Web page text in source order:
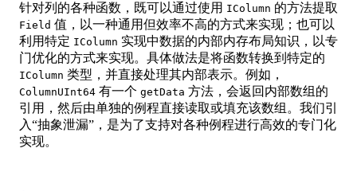
针对列的各种函数，既可以通过使用 IColumn 的方法提取
Field 值，以一种通用但效率不高的方式来实现；也可以
利用特定 IColumn 实现中数据的内部内存布局知识，以专
门优化的方式来实现。具体做法是将函数转换到特定的
IColumn 类型，并直接处理其内部表示。例如，
ColumnUInt64 有一个 getData 方法，会返回内部数组的
引用，然后由单独的例程直接读取或填充该数组。我们引
入“抽象泄漏”，是为了支持对各种例程进行高效的专门化
实现。